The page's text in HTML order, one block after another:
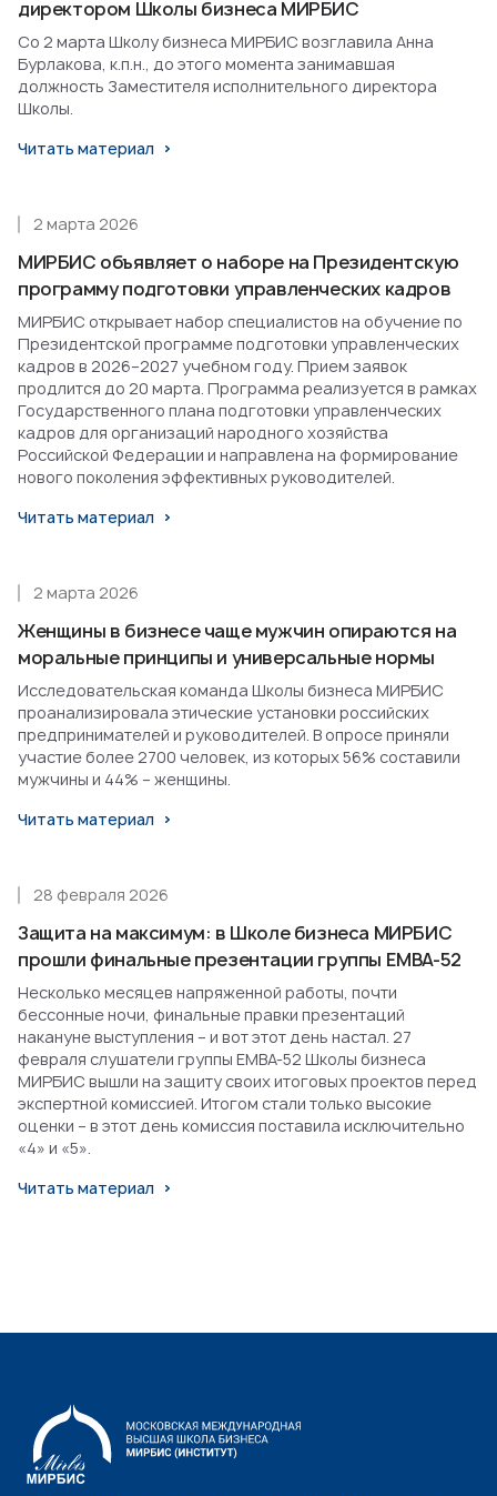
директором Школы бизнеса МИРБИС
Со 2 марта Школу бизнеса МИРБИС возглавила Анна
Бурлакова, к.п.н., до этого момента занимавшая
должность Заместителя исполнительного директора
Школы.
Читать материал
МИРБИС объявляет о наборе на Президентскую
программу подготовки управленческих кадров
2 марта 2026
МИРБИС открывает набор специалистов на обучение по
Президентской программе подготовки управленческих
кадров в 2026–2027 учебном году. Прием заявок
продлится до 20 марта. Программа реализуется в рамках
Государственного плана подготовки управленческих
кадров для организаций народного хозяйства
Российской Федерации и направлена на формирование
нового поколения эффективных руководителей.
Читать материал
Женщины в бизнесе чаще мужчин опираются на
моральные принципы и универсальные нормы
2 марта 2026
Исследовательская команда Школы бизнеса МИРБИС
проанализировала этические установки российских
предпринимателей и руководителей. В опросе приняли
участие более 2700 человек, из которых 56% составили
мужчины и 44% – женщины.
Читать материал
Защита на максимум: в Школе бизнеса МИРБИС
прошли финальные презентации группы EMBA-52
28 февраля 2026
Несколько месяцев напряженной работы, почти
бессонные ночи, финальные правки презентаций
накануне выступления – и вот этот день настал. 27
февраля слушатели группы EMBA-52 Школы бизнеса
МИРБИС вышли на защиту своих итоговых проектов перед
экспертной комиссией. Итогом стали только высокие
оценки – в этот день комиссия поставила исключительно
«4» и «5».
Читать материал